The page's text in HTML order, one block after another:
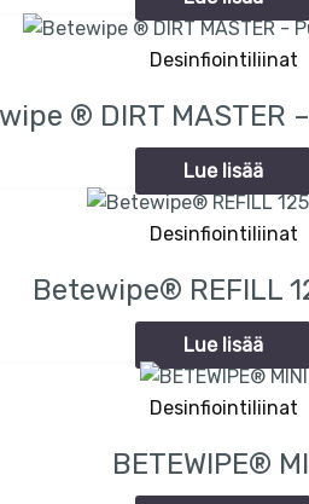
Desinfiointiliinat
® DIRT MASTER
Lue lisää
Desinfiointiliinat
Betewipe® REFILL
Lue lisää
Desinfiointiliinat
BETEWIPE®